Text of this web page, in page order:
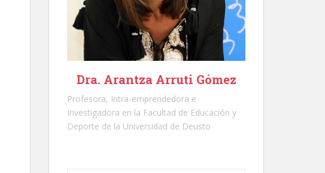
Dra. Arantza Arruti Gómez
Profesora, Intra-emprendedora e
Investigadora en la Facultad de Educación y
Deporte de la Universidad de Deusto